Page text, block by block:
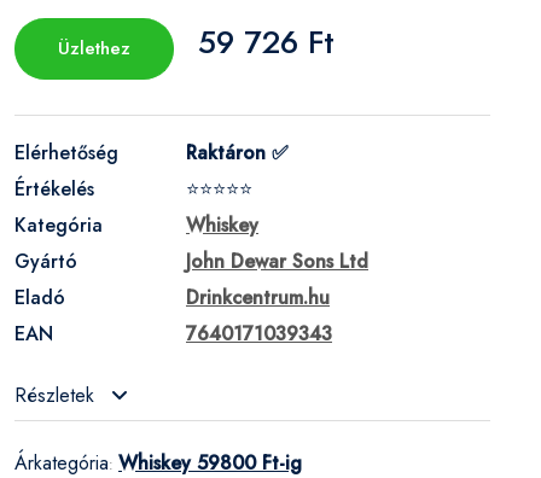
Üzlethez 59 726 Ft
Elérhetőség
Raktáron ✅
Értékelés
⭐⭐⭐⭐⭐
Kategória
Whiskey
Gyártó
John Dewar Sons Ltd
Eladó
Drinkcentrum.hu
EAN
7640171039343
Részletek
Árkategória: Whiskey 59800 Ft-ig